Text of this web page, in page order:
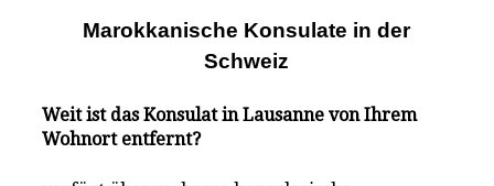
Marokkanische Konsulate in der
Schweiz
Weit ist das Konsulat in Lausanne von Ihrem
Wohnort entfernt?